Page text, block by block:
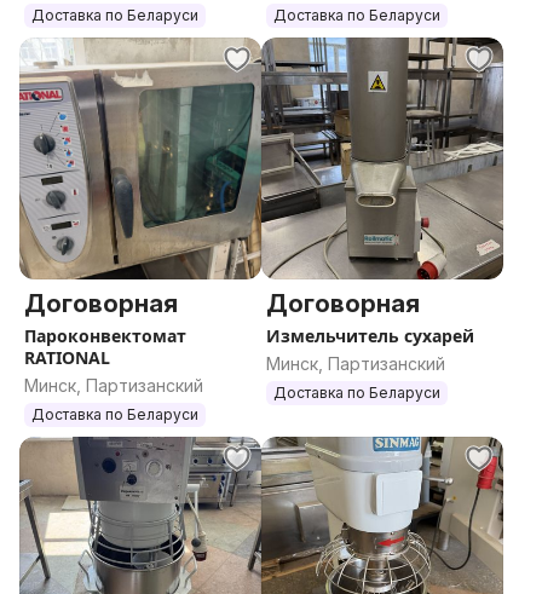
Доставка по Беларуси Доставка по Беларуси
Договорная
Пароконвектомат
RATIONAL
Минск, Партизанский
Доставка по Беларуси
Договорная
Измельчитель сухарей
Минск, Партизанский
Доставка по Беларуси